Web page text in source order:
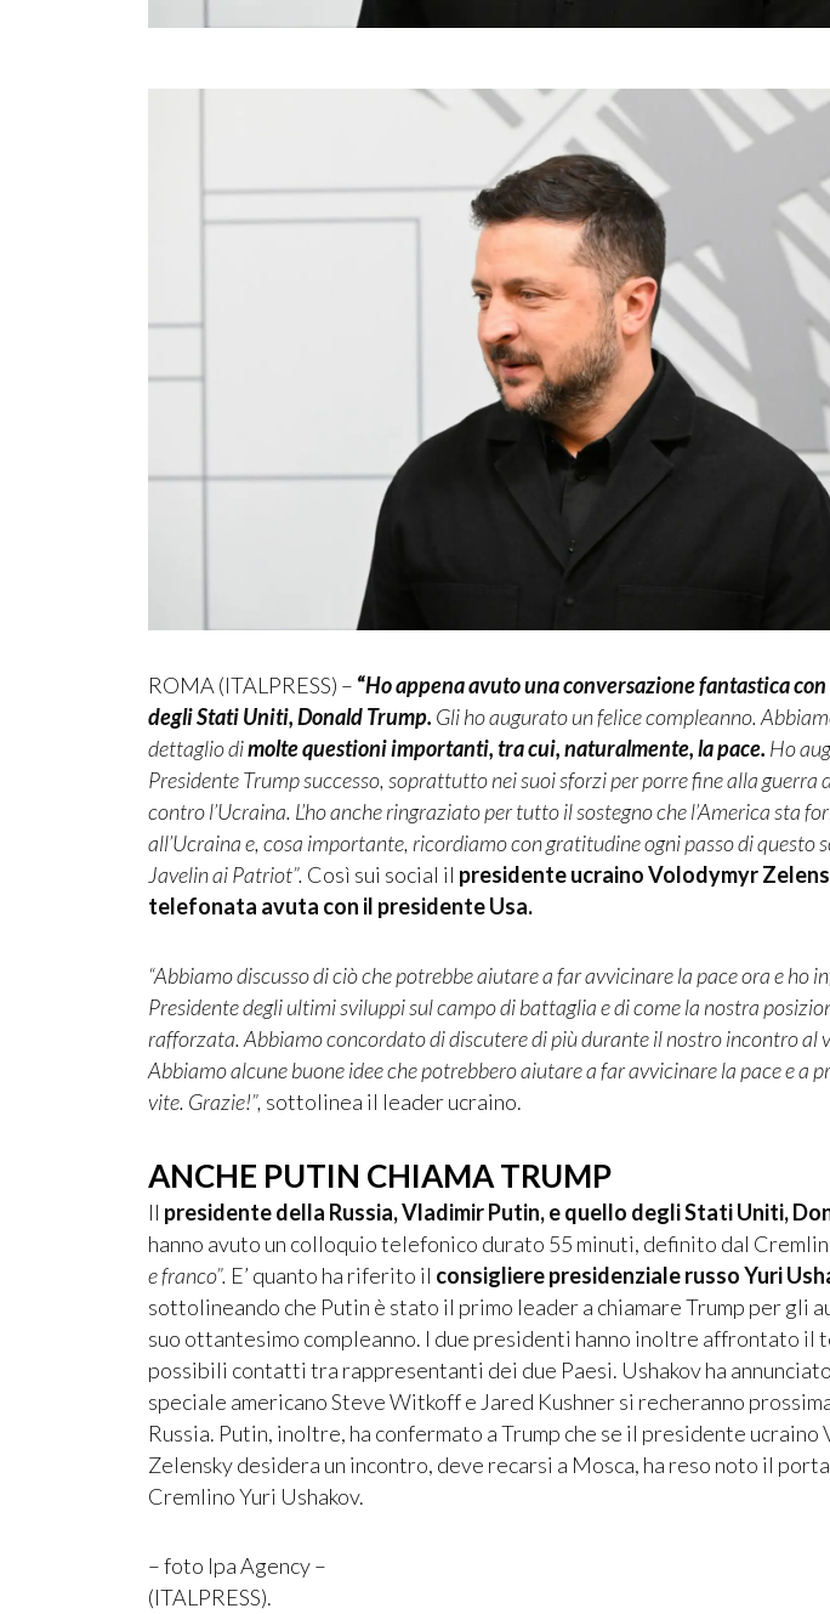
ROMA (ITALPRESS) – “Ho appena avuto una conversazione fantastica
degli Stati Uniti, Donald Trump. Gli ho augurato un felice compleanno.
dettaglio dimolte questioni importanti, tra cui, naturalmente, la pace. Ho
Presidente Trump successo, soprattutto nei suoi sforzi per porre fine alla guerra
contro l’Ucraina. L’ho anche ringraziato per tutto il sostegno che l’America sta
all’Ucraina e, cosa importante, ricordiamo con gratitudine ogni passo di questo
Javelin ai Patriot”. Così sui social il presidente ucraino Volodymyr
telefonata avuta con il presidente Usa.
“Abbiamo discusso di ciò che potrebbe aiutare a far avvicinare la pace ora e ho
Presidente degli ultimi sviluppi sul campo di battaglia e di come la nostra
rafforzata. Abbiamo concordato di discutere di più durante il nostro incontro al
Abbiamo alcune buone idee che potrebbero aiutare a far avvicinare la pace e a
vite. Grazie!”, sottolinea il leader ucraino.
ANCHE PUTIN CHIAMA TRUMP
Il presidente della Russia, Vladimir Putin, e quello degli Stati Uniti,
hanno avuto un colloquio telefonico durato 55 minuti, definito dal
e franco”. E’ quanto ha riferito il consigliere presidenziale russo Yuri
sottolineando che Putin è stato il primo leader a chiamare Trump per gli
suo ottantesimo compleanno. I due presidenti hanno inoltre affrontato il
possibili contatti tra rappresentanti dei due Paesi. Ushakov ha
speciale americano Steve Witkoff e Jared Kushner si recheranno
Russia. Putin, inoltre, ha confermato a Trump che se il presidente ucraino
Zelensky desidera un incontro, deve recarsi a Mosca, ha reso noto il
Cremlino Yuri Ushakov.
– foto Ipa Agency –
(ITALPRESS).